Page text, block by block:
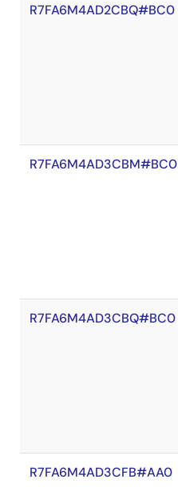
R7FA6M4AD2CBQ#BC0
R7FA6M4AD3CBM#BC0
R7FA6M4AD3CBQ#BC0
R7FA6M4AD3CFB#AA0